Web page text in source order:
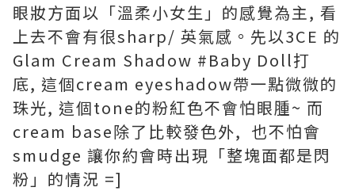
眼妝方面以「溫柔小女生」的感覺為主, 看
上去不會有很sharp/ 英氣感。先以3CE 的
Glam Cream Shadow #Baby Doll打
底, 這個cream eyeshadow帶一點微微的
珠光, 這個tone的粉紅色不會怕眼腫~ 而
cream base除了比較發色外, 也不怕會
smudge 讓你約會時出現「整塊面都是閃
粉」的情況 =]